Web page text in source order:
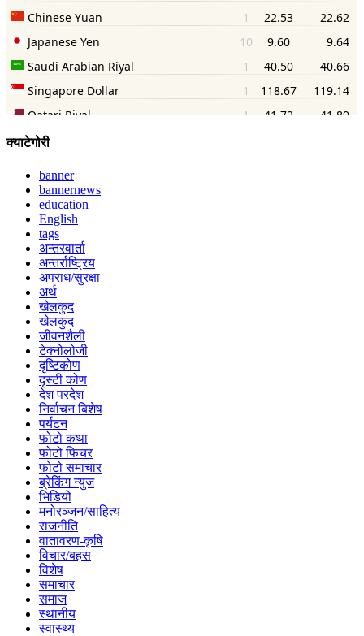
क्याटेगोरी
banner
bannernews
education
English
tags
अन्तरवार्ता
अन्तर्राष्ट्रिय
अपराध/सुरक्षा
अर्थ
खेलकुद
खेलकुद
जीवनशैली
टेक्नोलोजी
दृष्टिकोण
दृस्टी कोण
देश परदेश
निर्वाचन बिशेष
पर्यटन
फोटो कथा
फोटो फिचर
फोटो समाचार
ब्रेकिंग न्युज
भिडियो
मनोरञ्जन/साहित्य
राजनीति
वातावरण-कृषि
विचार/बहस
विशेष
समाचार
समाज
स्थानीय
स्वास्थ्य